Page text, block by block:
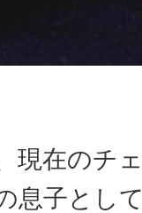
現在のチ
息子とし